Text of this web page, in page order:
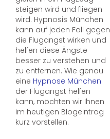
steigen wird und fliegen
wird. Hypnosis München
kann auf jeden Fall gegen
die Flugangst wirken und
helfen diese Ängste
besser zu verstehen und
zu entfernen. Wie genau
eine Hypnose München
der Flugangst helfen
kann, möchten wir Ihnen
im heutigen Blogeintrag
kurz vorstellen.